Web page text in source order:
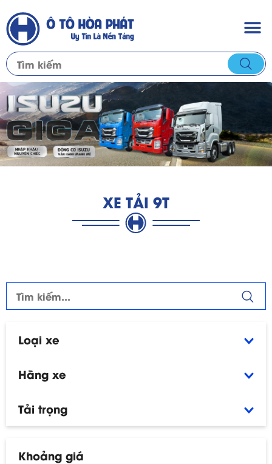
XE TẢI 9T
Loại xe
Hãng xe
Tải trọng
Khoảng giá